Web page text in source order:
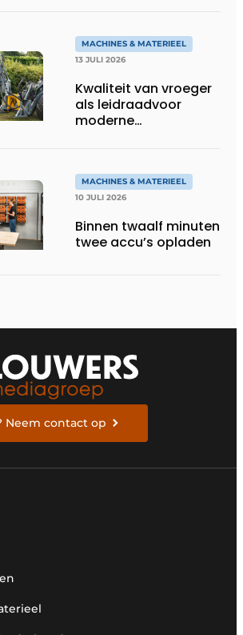
MACHINES & MATERIEEL
13 JULI 2026
Kwaliteit van vroeger
als leidraadvoor
moderne
MACHINES & MATERIEEL
10 JULI 2026
Binnen twaalf minuten
twee accu’s opladen
Neem contact op